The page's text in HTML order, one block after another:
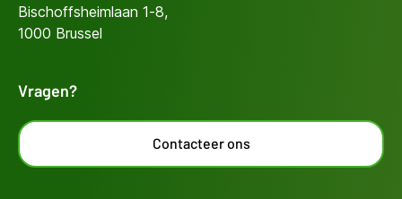
Bischoffsheimlaan 1-8,
1000 Brussel
Vragen?
Contacteer ons